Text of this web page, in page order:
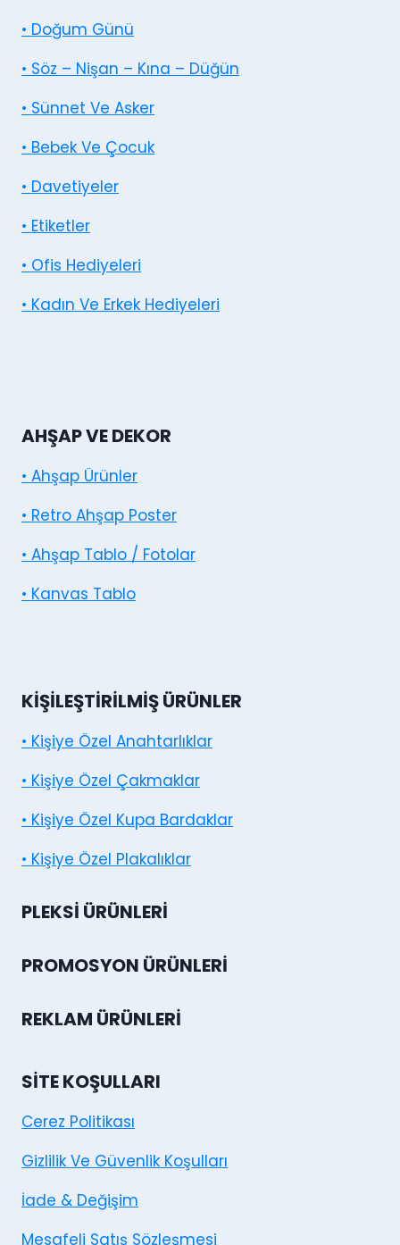
• Doğum Günü
• Söz – Nişan – Kına – Düğün
• Sünnet Ve Asker
• Bebek Ve Çocuk
• Davetiyeler
• Etiketler
• Ofis Hediyeleri
• Kadın Ve Erkek Hediyeleri
AHŞAP VE DEKOR
• Ahşap Ürünler
• Retro Ahşap Poster
• Ahşap Tablo / Fotolar
• Kanvas Tablo
KIŞILEŞTIRILMIŞ ÜRÜNLER
• Kişiye Özel Anahtarlıklar
• Kişiye Özel Çakmaklar
• Kişiye Özel Kupa Bardaklar
• Kişiye Özel Plakalıklar
PLEKSI ÜRÜNLERI
PROMOSYON ÜRÜNLERI
REKLAM ÜRÜNLERI
SITE KOŞULLARI
Cerez Politikası
Gizlilik Ve Güvenlik Koşulları
İade & Değişim
Mesafeli Satış Sözleşmesi